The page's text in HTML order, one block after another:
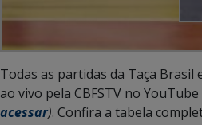
Todas as partidas da Taça
ao vivo pela CBFSTV no YouTube
acessar). Confira a tabela